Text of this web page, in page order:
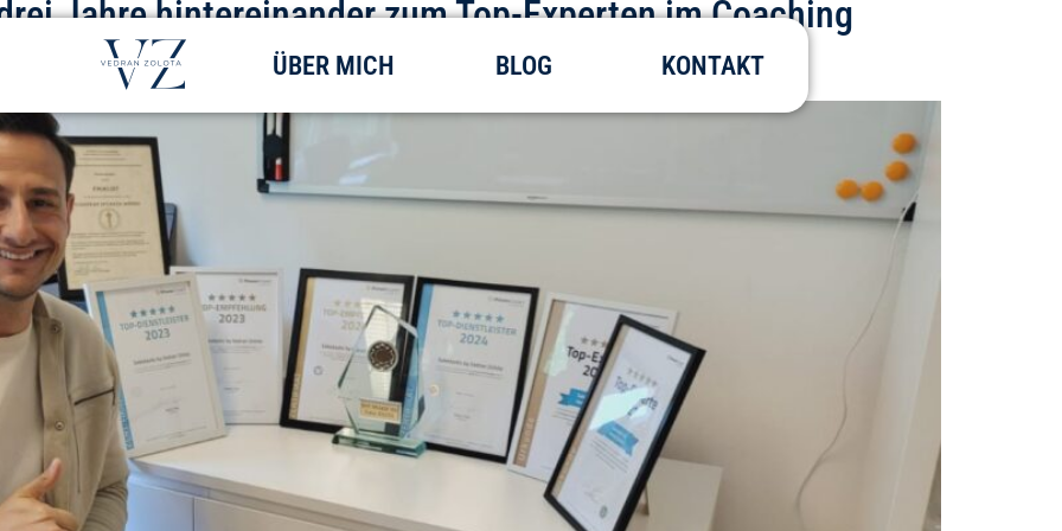
ÜBER MICH BLOG KONTAKT
Jahre hintereinander zum Top-Experten im Coaching